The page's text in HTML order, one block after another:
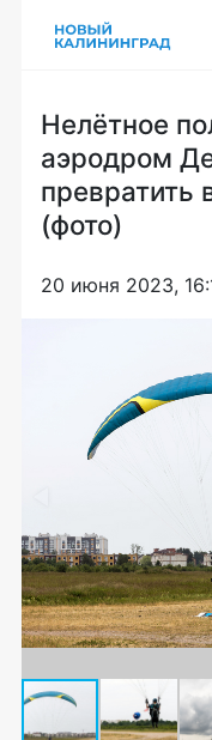
Нелётное
аэродром
превратить
(фото)
20 июня 2023,